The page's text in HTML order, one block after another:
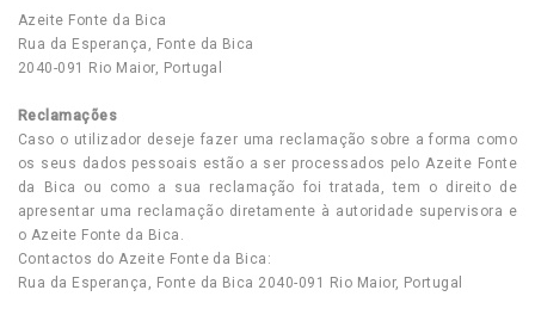
Azeite Fonte da Bica
Rua da Esperança, Fonte da Bica
2040-091 Rio Maior, Portugal
Reclamações
Caso o utilizador deseje fazer uma reclamação sobre a forma como
os seus dados pessoais estão a ser processados pelo Azeite Fonte
da Bica ou como a sua reclamação foi tratada, tem o direito de
apresentar uma reclamação diretamente à autoridade supervisora e
o Azeite Fonte da Bica.
Contactos do Azeite Fonte da Bica:
Rua da Esperança, Fonte da Bica 2040-091 Rio Maior, Portugal